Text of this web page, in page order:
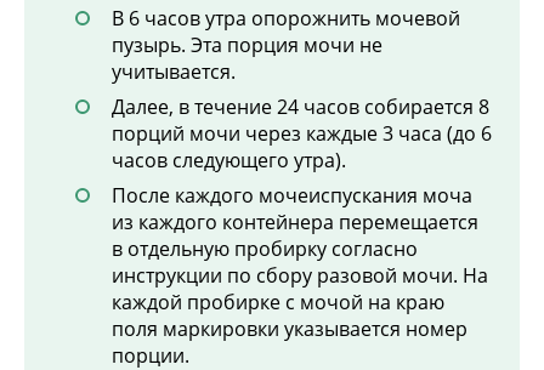
В 6 часов утра опорожнить мочевой
пузырь. Эта порция мочи не
учитывается.
Далее, в течение 24 часов собирается 8
порций мочи через каждые 3 часа (до 6
часов следующего утра).
После каждого мочеиспускания моча
из каждого контейнера перемещается
в отдельную пробирку согласно
инструкции по сбору разовой мочи. На
каждой пробирке с мочой на краю
поля маркировки указывается номер
порции.